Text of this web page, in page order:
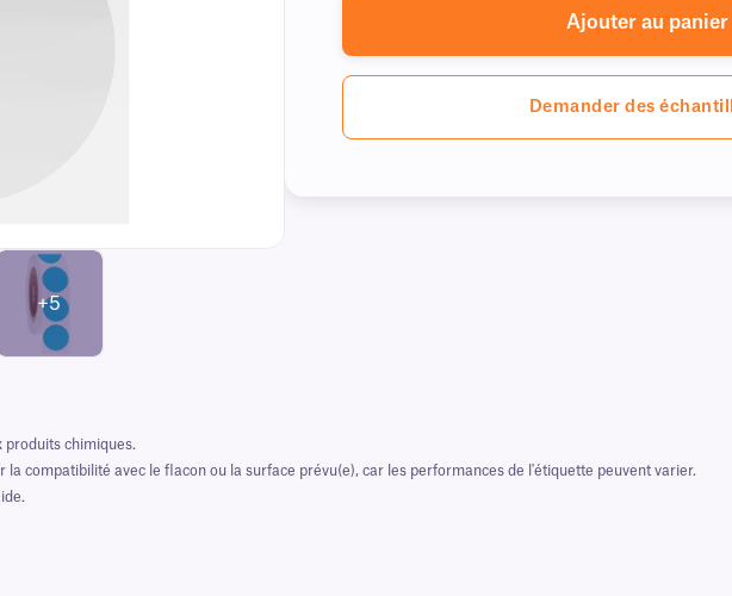
+5
Ajouter au panier
Demander des
produits chimiques.
compatibilité avec le flacon ou la surface prévu(e), car les performances de l'étiquette peuvent varier.